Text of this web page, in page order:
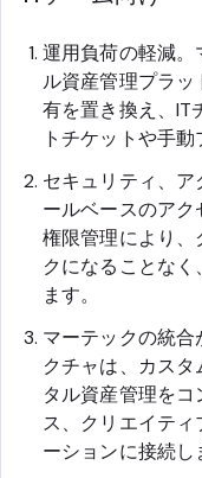
運用負荷の軽減
ル資産管理プラ
有を置き換え、IT
トチケットや手
セキュリティ、
ールベースのア
権限管理により
クになることな
ます。
マーテックの統
クチャは、カス
タル資産管理を
ス、クリエイテ
ーションに接続し